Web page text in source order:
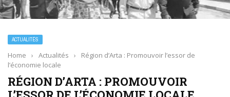
ACTUALITÉS
Home › Actualités ›
Région d’Arta : Promouvoir l’essor de
l’économie locale
RÉGION D’ARTA : PROMOUVOIR